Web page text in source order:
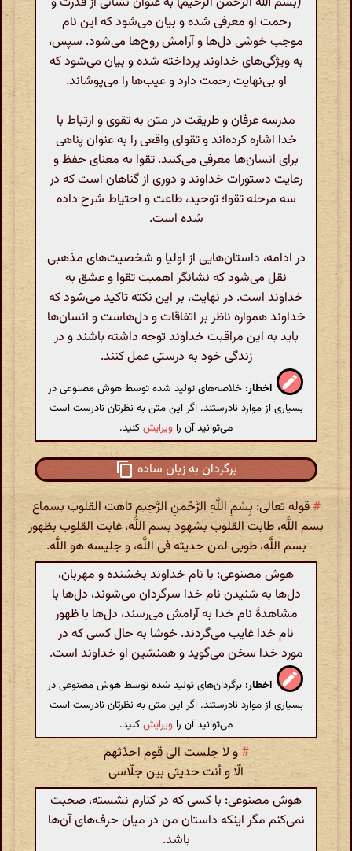
رحمت او معرفی شده و بیان می‌شود که این نام
موجب خوشی دل‌ها و آرامش روح‌ها می‌شود. سپس،
به ویژگی‌های خداوند پرداخته شده و بیان می‌شود که
او بی‌نهایت رحمت دارد و عیب‌ها را می‌پوشاند.
مدرسه عرفان و طریقت در متن به تقوی و ارتباط با
خدا اشاره کرده‌اند و تقوای واقعی را به عنوان پناهی
برای انسان‌ها معرفی می‌کنند. تقوا به معنای حفظ و
رعایت دستورات خداوند و دوری از گناهان است که در
سه مرحله تقوا؛ توحید، طاعت و احتیاط شرح داده
شده است.
در ادامه، داستان‌هایی از اولیا و شخصیت‌های مذهبی
نقل می‌شود که نشانگر اهمیت تقوا و عشق به
خداوند است. در نهایت، بر این نکته تاکید می‌شود که
خداوند همواره ناظر بر اتفاقات و دل‌هاست و انسان‌ها
باید به این مراقبت خداوند توجه داشته باشند و در
زندگی خود به درستی عمل کنند.
اخطار: خلاصه‌های تولید شده توسط هوش مصنوعی در
بسیاری از موارد نادرستند. اگر این متن به نظرتان نادرست است
می‌توانید آن را ویرایشکنید.
برگردان به زبان ساده
# قوله تعالی: بِسْمِ اللَّهِ الرَّحْمنِ الرَّحِیمِ تاهت القلوب بسماع
بسم اللَّه، طابت القلوب بشهود بسم اللَّه، غابت القلوب بظهور
بسم اللَّه، طوبی لمن حدیثه فی اللَّه، و جلیسه هو اللَّه.
هوش مصنوعی: با نام خداوند بخشنده و مهربان،
دل‌ها به شنیدن نام خدا سرگردان می‌شوند، دل‌ها با
مشاهدۀ نام خدا به آرامش می‌رسند، دل‌ها با ظهور
نام خدا غایب می‌گردند. خوشا به حال کسی که در
مورد خدا سخن می‌گوید و همنشین او خداوند است.
اخطار: برگردان‌های تولید شده توسط هوش مصنوعی در
بسیاری از موارد نادرستند. اگر این متن به نظرتان نادرست است
می‌توانید آن را ویرایشکنید.
# و لا جلست الی قوم احدّثهم
الّا و أنت حدیثی بین جلّاسی‌
هوش مصنوعی: با کسی که در کنارم نشسته، صحبت
نمی‌کنم مگر اینکه داستان من در میان حرف‌های آن‌ها
باشد.